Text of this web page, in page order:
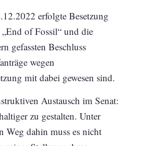
erfolgte Besetzung
of Fossil“ und die
gefassten Beschluss
wegen
mit dabei gewesen sind.
Austausch im Senat:
zu gestalten. Unter
Weg dahin muss es nicht